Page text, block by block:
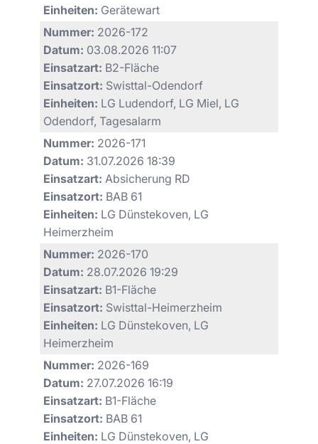
Einheiten: Gerätewart
Nummer: 2026-172
Datum: 03.08.2026 11:07
Einsatzart: B2-Fläche
Einsatzort: Swisttal-Odendorf
Einheiten: LG Ludendorf, LG Miel, LG
Odendorf, Tagesalarm
Nummer: 2026-171
Datum: 31.07.2026 18:39
Einsatzart: Absicherung RD
Einsatzort: BAB 61
Einheiten: LG Dünstekoven, LG
Heimerzheim
Nummer: 2026-170
Datum: 28.07.2026 19:29
Einsatzart: B1-Fläche
Einsatzort: Swisttal-Heimerzheim
Einheiten: LG Dünstekoven, LG
Heimerzheim
Nummer: 2026-169
Datum: 27.07.2026 16:19
Einsatzart: B1-Fläche
Einsatzort: BAB 61
Einheiten: LG Dünstekoven, LG